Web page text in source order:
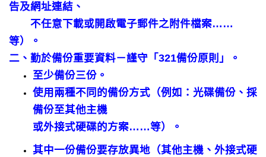
防疫在家學習專區
告及網址連結、
不任意下載或開啟電子郵件之附件檔案……
等）。
二、勤於備份重要資料－謹守「321備份原則」。
至少備份三份。
使用兩種不同的備份方式（例如：光碟備份、採
備份至其他主機
或外接式硬碟的方案……等）。
其中一份備份要存放異地（其他主機、外接式硬